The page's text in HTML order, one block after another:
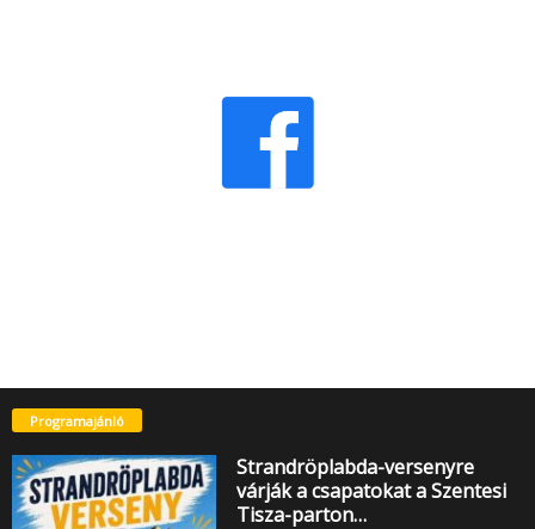
Programajánló
Strandröplabda-versenyre
várják a csapatokat a Szentesi
Tisza-parton…